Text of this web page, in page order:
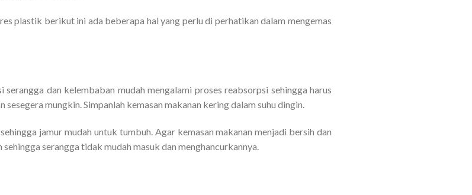
plastik berikut ini ada beberapa hal yang perlu di perhatikan dalam mengemas
dan kelembaban mudah mengalami proses reabsorpsi sehingga harus
mungkin. Simpanlah kemasan makanan kering dalam suhu dingin.
jamur mudah untuk tumbuh. Agar kemasan makanan menjadi bersih dan
serangga tidak mudah masuk dan menghancurkannya.